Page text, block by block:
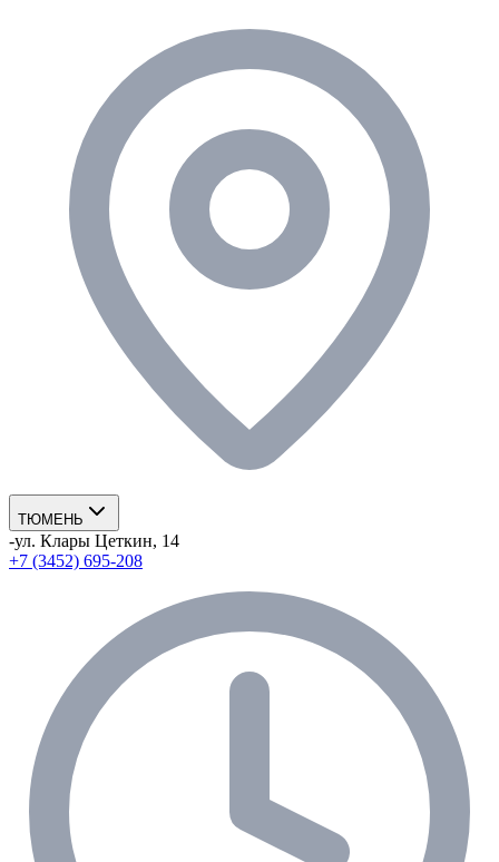
ТЮМЕНЬ
-ул. Клары Цеткин, 14
+7 (3452) 695-208